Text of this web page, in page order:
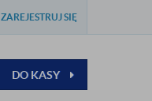
ZAREJESTRUJ SIĘ
DO KASY